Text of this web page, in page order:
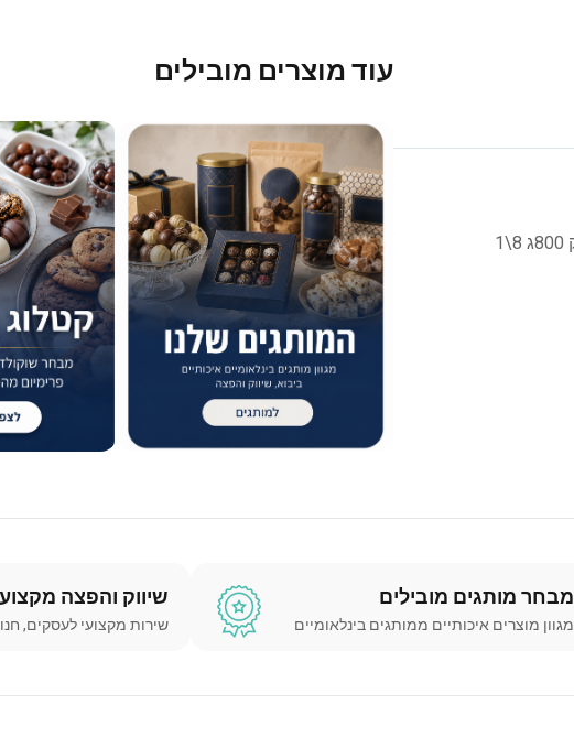
עוד מוצרים מובילים
מבחר מותגים מובילים
מגוון מוצרים איכותיים ממותגים בינלאומיים
שיווק והפצה
שירות מקצועי לעסקים,